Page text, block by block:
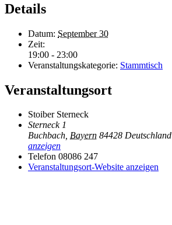
Details
Datum: September 30
Zeit:
19:00 - 23:00
Veranstaltungskategorie: Stammtisch
Veranstaltungsort
Stoiber Sterneck
Sterneck 1
Buchbach, Bayern 84428 Deutschland
anzeigen
Telefon 08086 247
Veranstaltungsort-Website anzeigen